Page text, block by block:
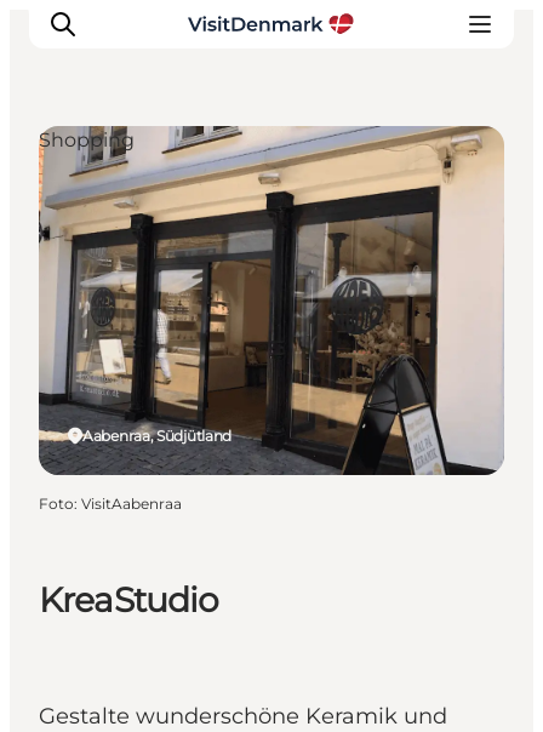
Inspiration
Regionen
Erlebnisse
Unterkünfte
Reiseplanung
KreaStudio
Gestalte wunderschöne Keramik und
Aabenraa, Südjütland
Shopping
Foto: VisitAabenraa